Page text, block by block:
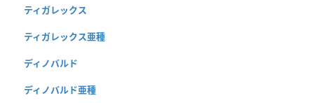
ティガレックス
ティガレックス亜種
ディノバルド
ディノバルド亜種